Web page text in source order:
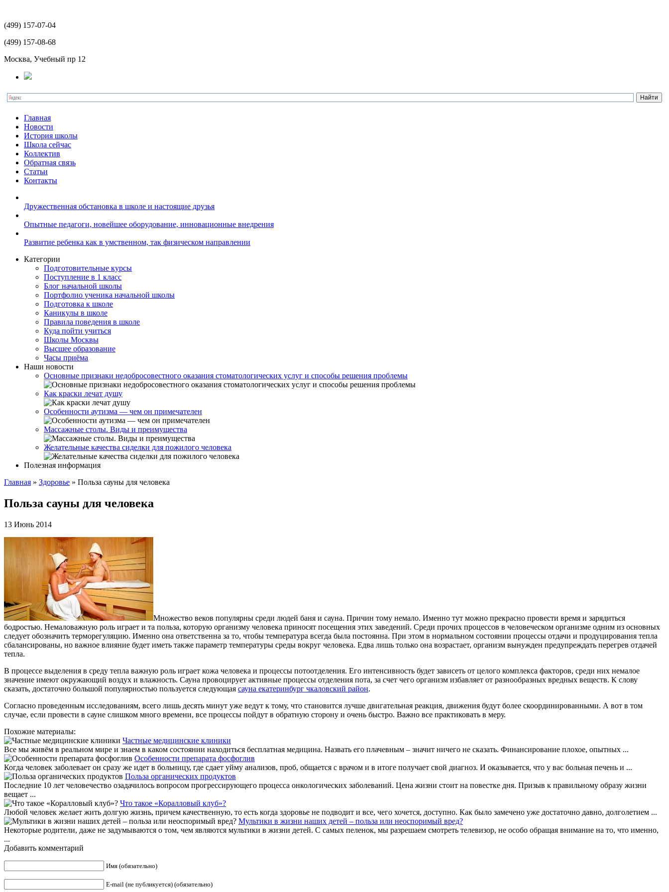
(499) 157-07-04
(499) 157-08-68
Москва, Учебный пр 12
Главная
Новости
История школы
Школа сейчас
Коллектив
Обратная связь
Статьи
Контакты
Дружественная обстановка в школе и настоящие друзья
Опытные педагоги, новейшее оборудование, инновационные внедрения
Развитие ребенка как в умственном, так физическом направлении
Категории
Подготовительные курсы
Поступление в 1 класс
Блог начальной школы
Портфолио ученика начальной школы
Подготовка к школе
Каникулы в школе
Правила поведения в школе
Куда пойти учиться
Школы Москвы
Высшее образование
Часы приёма
Наши новости
Основные признаки недобросовестного оказания стоматологических услуг и способы решения проблемы
Как краски лечат душу
Особенности аутизма — чем он примечателен
Массажные столы. Виды и преимущества
Желательные качества сиделки для пожилого человека
Полезная информация
Главная » Здоровье » Польза сауны для человека
Польза сауны для человека
13 Июнь 2014
Множество веков популярны среди людей баня и сауна. Причин тому немало. Именно тут можно прекрасно провести время и зарядиться
бодростью. Немаловажную роль играет и та польза, которую организму человека приносят посещения этих заведений. Среди прочих процессов в человеческом организме одним из основных
следует обозначить терморегуляцию. Именно она ответственна за то, чтобы температура всегда была постоянна. При этом в нормальном состоянии процессы отдачи и продуцирования тепла
сбалансированы, но важное влияние будет иметь также параметр температуры среды вокруг человека. Едва лишь только она возрастает, организм вынужден предупреждать перегрев отдачей
тепла.
В процессе выделения в среду тепла важную роль играет кожа человека и процессы потоотделения. Его интенсивность будет зависеть от целого комплекса факторов, среди них немалое
значение имеют окружающий воздух и влажность. Сауна провоцирует активные процессы отделения пота, за счет чего организм избавляет от разнообразных вредных веществ. К слову
сказать, достаточно большой популярностью пользуется следующая сауна екатеринбург чкаловский район.
Согласно проведенным исследованиям, всего лишь десять минут уже ведут к тому, что становится лучше двигательная реакция, движения будут более скоординированными. А вот в том
случае, если провести в сауне слишком много времени, все процессы пойдут в обратную сторону и очень быстро. Важно все практиковать в меру.
Похожие материалы:
Частные медицинские клиники
Все мы живём в реальном мире и знаем в каком состоянии находиться бесплатная медицина. Назвать его плачевным – значит ничего не сказать. Финансирование плохое, опытных ...
Особенности препарата фосфоглив
Когда человек заболевает он сразу же идет в больницу, где сдает уйму анализов, проб, общается с врачом и в итоге получает свой диагноз. И оказывается, что у вас больная печень и ...
Польза органических продуктов
Последние 10 лет человечество озадачилось вопросом прогрессирующего процесса онкологических заболеваний. Цена жизни стоит на повестке дня. Призыв к правильному образу жизни
вещает ...
Что такое «Коралловый клуб»?
Любой человек желает жить долгую жизнь, причем качественную, то есть когда здоровье не подводит и все, чего хочется, доступно. Как было замечено уже достаточно давно, долголетием ...
Мультики в жизни наших детей – польза или неоспоримый вред?
Некоторые родители, даже не задумываются о том, чем являются мультики в жизни детей. С самых пеленок, мы разрешаем смотреть телевизор, не особо обращая внимание на то, что именно,
...
Добавить комментарий
Имя (обязательно)
E-mail (не публикуется) (обязательно)